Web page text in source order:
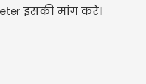
इसकी मांग करे।